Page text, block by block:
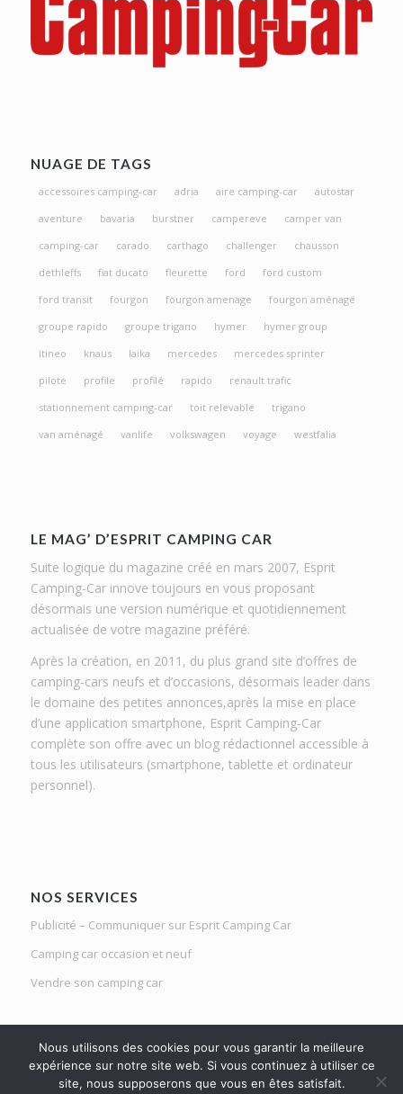
NUAGE DE TAGS
accessoires camping-car adria aire camping-car
autostar
aventure
bavaria burstner campereve
camper van
camping-car
carado carthago challenger
chausson
dethleffs
fiat ducato fleurette ford
ford custom
ford transit
fourgon fourgon amenage
fourgon aménagé
groupe rapido
groupe trigano hymer
hymer group
itineo
knaus laika mercedes
mercedes sprinter
pilote
profile profilé rapido
renault trafic
stationnement camping-car
toit relevable
trigano
van aménagé
vanlife volkswagen voyage westfalia
LE MAG’ D’ESPRIT CAMPING CAR
Suite logique du magazine créé en mars 2007, Esprit
Camping-Car innove toujours en vous proposant
désormais une version numérique et quotidiennement
actualisée de votre magazine préféré.
Après la création, en 2011, du plus grand site d’offres de
camping-cars neufs et d’occasions, désormais leader dans
le domaine des petites annonces,après la mise en place
d’une application smartphone, Esprit Camping-Car
complète son offre avec un blog rédactionnel accessible à
tous les utilisateurs (smartphone, tablette et ordinateur
personnel).
NOS SERVICES
Publicité – Communiquer sur Esprit Camping Car
Camping car occasion et neuf
Vendre son camping car
Nous utilisons des cookies pour vous garantir la meilleure
expérience sur notre site web. Si vous continuez à utiliser ce
site, nous supposerons que vous en êtes satisfait.